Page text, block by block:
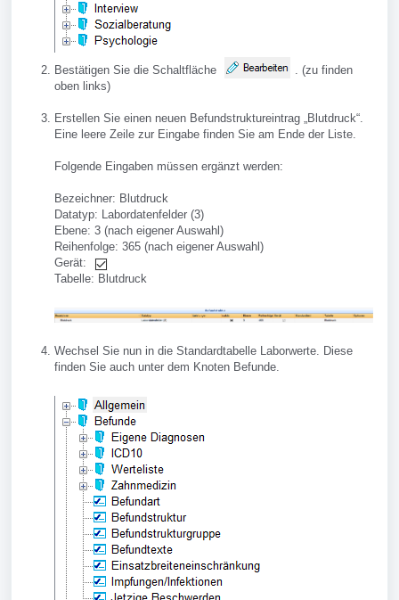
Bestätigen Sie die Schaltfläche
. (zu finden
oben links)
Erstellen Sie einen neuen Befundstruktureintrag „Blutdruck“.
Eine leere Zeile zur Eingabe finden Sie am Ende der Liste.
Folgende Eingaben müssen ergänzt werden:
Bezeichner: Blutdruck
Datatyp: Labordatenfelder (3)
Ebene: 3 (nach eigener Auswahl)
Reihenfolge: 365 (nach eigener Auswahl)
Gerät:
Tabelle: Blutdruck
Wechsel Sie nun in die Standardtabelle Laborwerte. Diese
finden Sie auch unter dem Knoten Befunde.